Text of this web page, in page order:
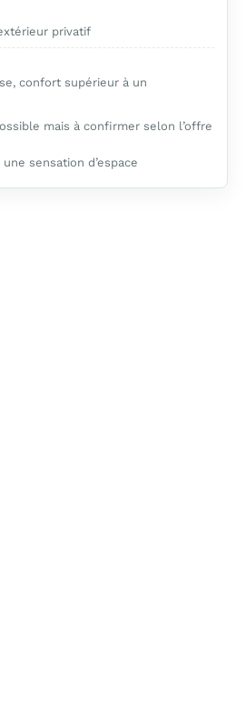
privatif
confort supérieur à un
mais à confirmer selon l’offre
sensation d’espace